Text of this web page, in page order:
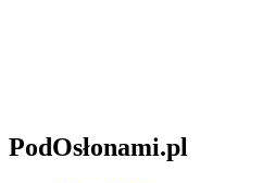
PodOsłonami.pl